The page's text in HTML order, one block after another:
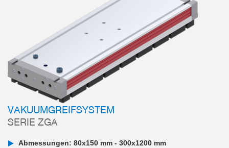
VAKUUMGREIFSYSTEM
SERIE ZGA
Abmessungen: 80x150 mm - 300x1200 mm